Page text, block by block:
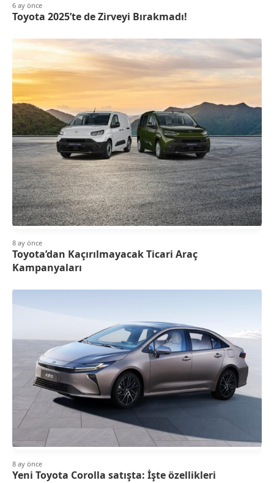
6 ay önce
Toyota 2025’te de Zirveyi Bırakmadı!
8 ay önce
Toyota’dan Kaçırılmayacak Ticari Araç
Kampanyaları
8 ay önce
Yeni Toyota Corolla satışta: İşte özellikleri